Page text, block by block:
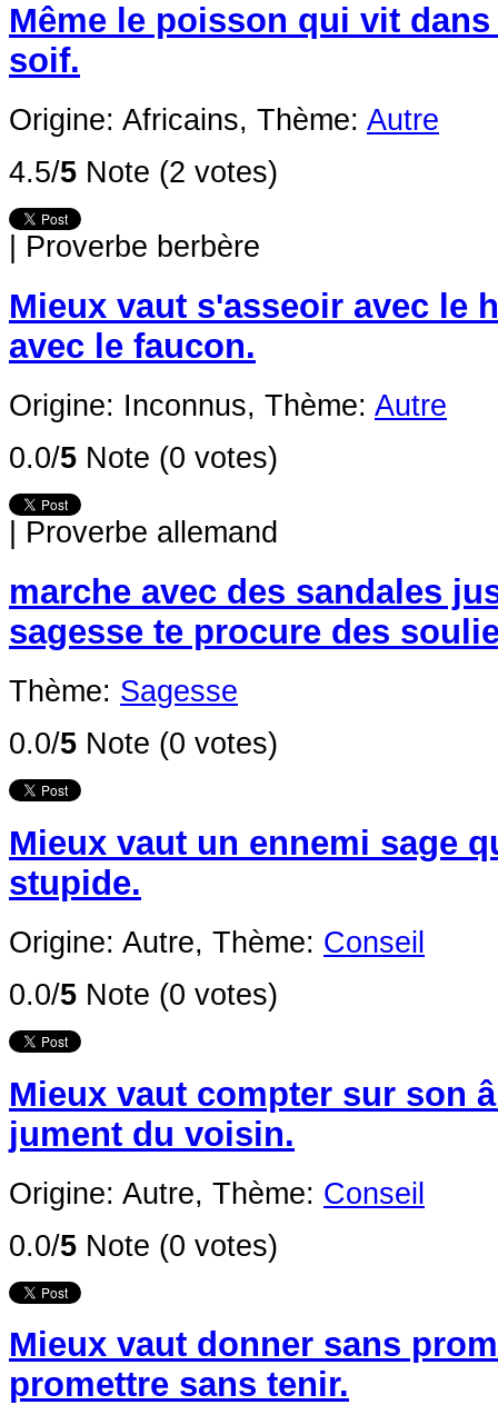
Même le poisson qui vit
soif.
Origine: Africains, Thème: Autre
4.5/5 Note (2 votes)
Proverbe berbère
Mieux vaut s'asseoir avec le
avec le faucon.
Origine: Inconnus, Thème: Autre
0.0/5 Note (0 votes)
Proverbe allemand
marche avec des sandales
sagesse te procure des
Thème: Sagesse
0.0/5 Note (0 votes)
Mieux vaut un ennemi sage
stupide.
Origine: Autre, Thème: Conseil
0.0/5 Note (0 votes)
Mieux vaut compter sur son
jument du voisin.
Origine: Autre, Thème: Conseil
0.0/5 Note (0 votes)
Mieux vaut donner sans
promettre sans tenir.